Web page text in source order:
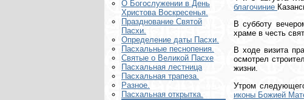
О Богослужении в День
Христова Воскресенья.
Празднование Святой
Пасхи.
Определение даты Пасхи.
Пасхальные песнопения.
Святые о Великой Пасхе
Пасхальная лестница
Пасхальная трапеза.
Разное.
Пасхальная открытка.
благочиние
В субботу
храме в честь
В ходе визита
осмотрел
жизни.
Утром
иконы Божией